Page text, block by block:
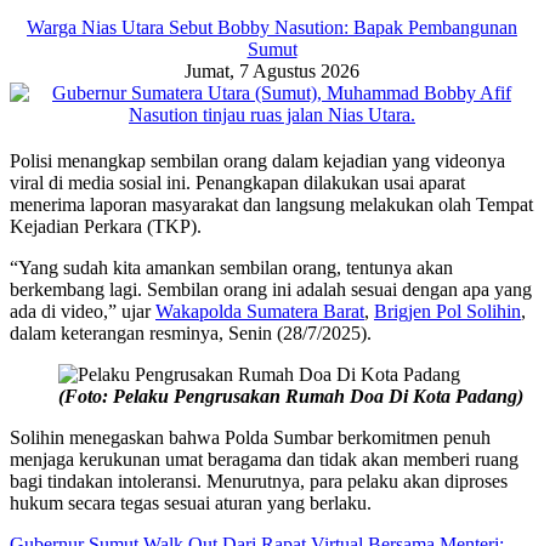
Warga Nias Utara Sebut Bobby Nasution: Bapak Pembangunan
Sumut
Jumat, 7 Agustus 2026
Polisi menangkap sembilan orang dalam kejadian yang videonya
viral di media sosial ini. Penangkapan dilakukan usai aparat
menerima laporan masyarakat dan langsung melakukan olah Tempat
Kejadian Perkara (TKP).
“Yang sudah kita amankan sembilan orang, tentunya akan
berkembang lagi. Sembilan orang ini adalah sesuai dengan apa yang
ada di video,” ujarWakapolda Sumatera Barat, Brigjen Pol Solihin,
dalam keterangan resminya, Senin (28/7/2025).
(Foto: Pelaku Pengrusakan Rumah Doa Di Kota Padang)
Solihin menegaskan bahwa Polda Sumbar berkomitmen penuh
menjaga kerukunan umat beragama dan tidak akan memberi ruang
bagi tindakan intoleransi. Menurutnya, para pelaku akan diproses
hukum secara tegas sesuai aturan yang berlaku.